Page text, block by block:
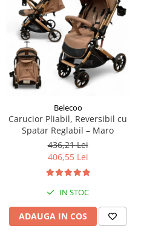
Belecoo
Carucior Pliabil, Reversibil cu
Spatar Reglabil – Maro
436,21 Lei
406,55 Lei
IN STOC
ADAUGA IN COS